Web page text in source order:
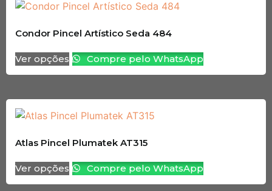
Condor Pincel Artístico Seda 484
Ver opções Compre pelo WhatsApp
Atlas Pincel Plumatek AT315
Ver opções Compre pelo WhatsApp